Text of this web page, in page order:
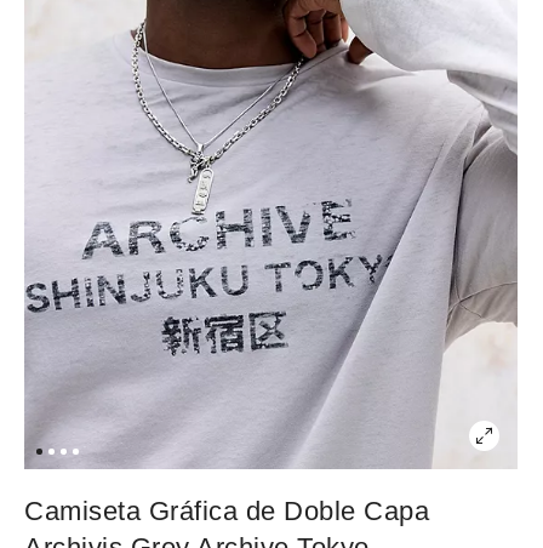
Camiseta Gráfica de Doble Capa